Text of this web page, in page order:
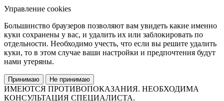
Управление cookies
Большинство браузеров позволяют вам увидеть какие именно
куки сохранены у вас, и удалить их или заблокировать по
отдельности. Необходимо учесть, что если вы решите удалить
куки, то в этом случае ваши настройки и предпочтения будут
нами утеряны.
Принимаю Не принимаю
ИМЕЮТСЯ ПРОТИВОПОКАЗАНИЯ. НЕОБХОДИМА
КОНСУЛЬТАЦИЯ СПЕЦИАЛИСТА.